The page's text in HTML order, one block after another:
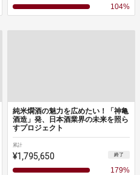
104%
純米燗酒の魅力を広めたい！「神亀
酒造」発、日本酒業界の未来を照ら
すプロジェクト
累計
¥1,795,650 終了
179%